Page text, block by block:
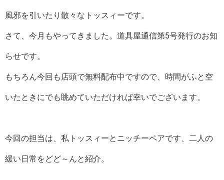
風邪を引いたり散々なトッスィーです。
さて、今月もやってきました。道具屋通信第5号発行のお知
らせです。
もちろん今回も店頭で無料配布中ですので、時間がふと空
いたときにでも眺めていただければ幸いでございます。
今回の担当は、私トッスィーとニッチーペアです、二人の
緩い日常をどど～んと紹介。